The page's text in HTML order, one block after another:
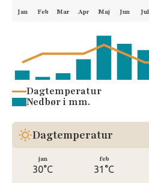
Jan Feb Mar Apr Maj Jun Jul
Dagtemperatur
Nedbør i mm.
Dagtemperatur
jan
30°C
feb
31°C